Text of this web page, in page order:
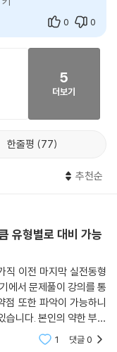
0 0
5
유형별로 대비 가능
직 이전 마지막 실전동형
에서 문제풀이 강의를 통
점 또한 파악이 가능하니
니다. 본인의 약한 부분
장에서 겪을 실수를 사